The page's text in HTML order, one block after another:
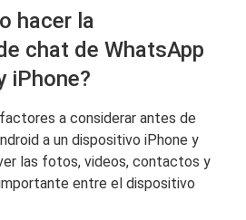
hacer la
chat de WhatsApp
iPhone?
a considerar antes de
a un dispositivo iPhone y
las fotos, videos, contactos y
entre el dispositivo